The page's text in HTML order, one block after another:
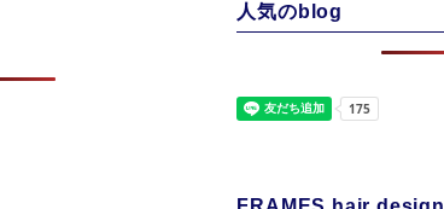
人気のblog